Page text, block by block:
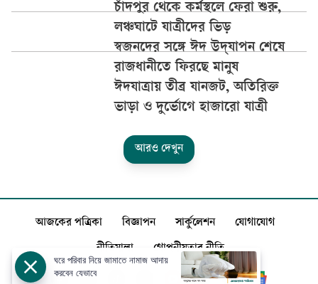
চাঁদপুর থেকে কর্মস্থলে ফেরা শুরু,
লঞ্চঘাটে যাত্রীদের ভিড়
স্বজনদের সঙ্গে ঈদ উদ্‌যাপন শেষে
রাজধানীতে ফিরছে মানুষ
ঈদযাত্রায় তীব্র যানজট, অতিরিক্ত
ভাড়া ও দুর্ভোগে হাজারো যাত্রী
আরও দেখুন
আজকের পত্রিকা বিজ্ঞাপন সার্কুলেশন যোগাযোগ
নীতিমালা গোপনীয়তার নীতি
ঘরে পরিবার নিয়ে জামাতে নামাজ আদায়
করবেন যেভাবে